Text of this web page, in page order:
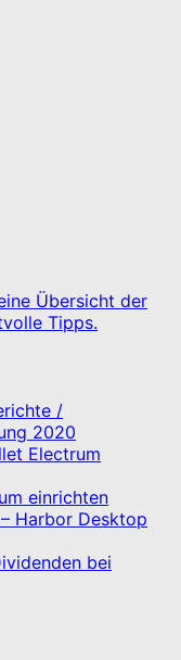
Übersicht der
Tipps.
/
2020
Electrum
einrichten
Harbor Desktop
bei